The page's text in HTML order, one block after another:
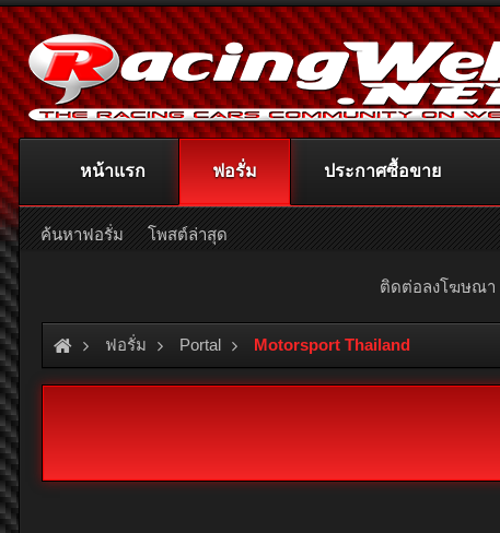
ติดต่อลงโฆษณา
ฟอรั่ม Portal Motorsport Thailand
หน้าแรก ฟอรั่ม
ค้นหาฟอรั่ม โพสต์ล่าสุด
ประกาศซื้อขาย